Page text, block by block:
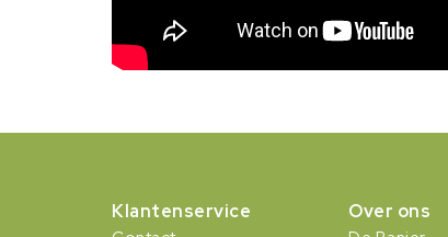
Klantenservice Over ons